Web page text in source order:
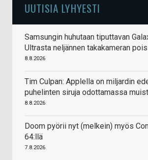
UUTISIA LYHYESTI
Samsungin huhutaan tiputtavan
Ultrasta neljännen takakameran pois
8.8.2026
Tim Culpan: Applella on miljardin
puhelinten siruja odottamassa
8.8.2026
Doom pyörii nyt (melkein) myös
64:llä
7.8.2026